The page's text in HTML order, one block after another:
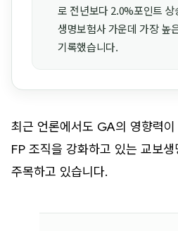
로 전년보다 2.0%포인트 상
생명보험사 가운데 가장 높
기록했습니다.
최근 언론에서도 GA의 영향력
FP 조직을 강화하고 있는 교보
주목하고 있습니다.